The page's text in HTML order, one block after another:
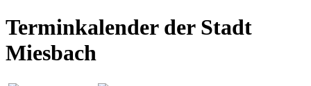
Terminkalender der Stadt
Miesbach